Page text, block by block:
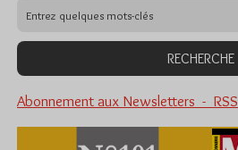
Abonnement aux Newsletters - RSS